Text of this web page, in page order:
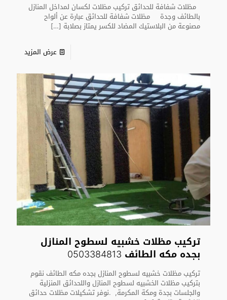
مظلات شفافة للحدائق تركيب مظلات لكسان لمداخل المنازل
بالطائف وجدة مظلات شفافة للحدائق عبارة عن ألواح
مصنوعة من البلاستيك المضاد للكسر يمتاز بصلابة […]
عرض المزيد
تركيب مظلات خشبيه لسطوح المنازل
بجده مكه الطائف 0503384813
تركيب مظلات خشبيه لسطوح المنازل بجده مكه الطائف نقوم
بتركيب مظلات الخشبيه لسطوح المنازل واللحدائق المنزلية
والجلسات بجدة ومكة المكرمة, .نوفر تشكيلات مظلات حدائق